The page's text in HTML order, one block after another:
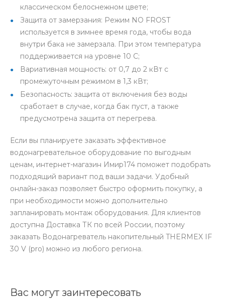
классическом белоснежном цвете;
Защита от замерзания: Режим NO FROST
используется в зимнее время года, чтобы вода
внутри бака не замерзала. При этом температура
поддерживается на уровне 10 С;
Вариативная мощность: от 0,7 до 2 кВт с
промежуточным режимом в 1,3 кВт;
Безопасность: защита от включения без воды
сработает в случае, когда бак пуст, а также
предусмотрена защита от перегрева.
Если вы планируете заказать эффективное
водонагревательное оборудование по выгодным
ценам, интернет-магазин Имир174 поможет подобрать
подходящий вариант под ваши задачи. Удобный
онлайн-заказ позволяет быстро оформить покупку, а
при необходимости можно дополнительно
запланировать монтаж оборудования. Для клиентов
доступна Доставка ТК по всей России, поэтому
заказать Водонагреватель накопительный THERMEX IF
30 V (pro) можно из любого региона.
Вас могут заинтересовать